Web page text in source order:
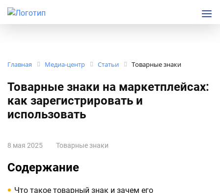
Главная Медиа-центр Статьи Товарные знаки
Товарные знаки на маркетплейсах:
как зарегистрировать и
использовать
8 мая 2025 Товарные знаки
Содержание
Что такое товарный знак и зачем его